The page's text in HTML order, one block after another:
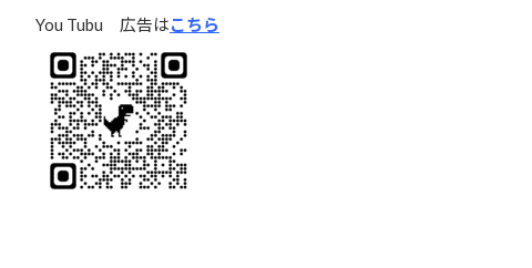
You Tubu 広告はこちら